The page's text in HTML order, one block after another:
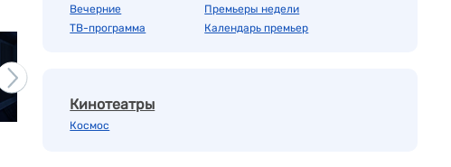
Вечерние
ТВ-программа
Премьеры недели
Календарь премьер
Кинотеатры
Космос